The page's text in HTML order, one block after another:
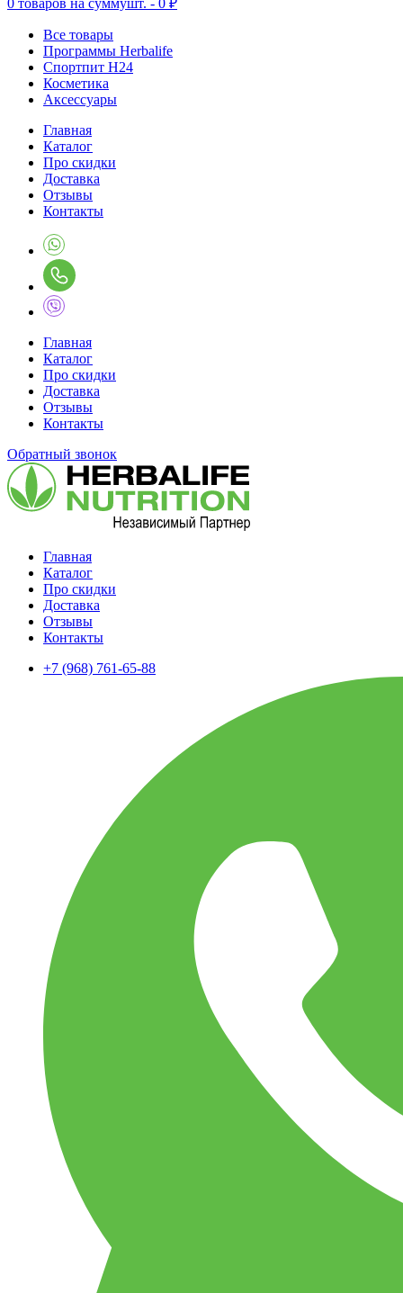
0 товаров на суммушт. - 0 ₽
Все товары
Программы Herbalife
Спортпит H24
Косметика
Аксессуары
Главная
Каталог
Про скидки
Доставка
Отзывы
Контакты
Главная
Каталог
Про скидки
Доставка
Отзывы
Контакты
Обратный звонок
Главная
Каталог
Про скидки
Доставка
Отзывы
Контакты
+7 (968) 761-65-88